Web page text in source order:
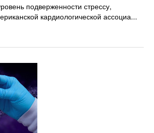
подверженности стрессу,
кардиологической ассоциа...